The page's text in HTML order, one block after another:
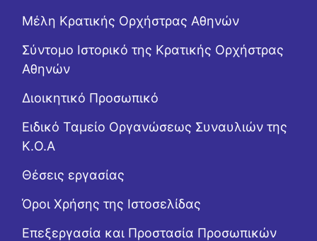
Μέλη Κρατικής Ορχήστρας Αθηνών
Σύντομο Ιστορικό της Κρατικής Ορχήστρας
Αθηνών
Διοικητικό Προσωπικό
Ειδικό Ταμείο Οργανώσεως Συναυλιών της
Κ.Ο.Α
Θέσεις εργασίας
Όροι Χρήσης της Ιστοσελίδας
Επεξεργασία και Προστασία Προσωπικών